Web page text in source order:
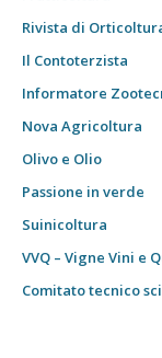
Rivista di
Il Contoterzista
Informatore
Nova Agricoltura
Olivo e Olio
Passione in verde
Suinicoltura
VVQ – Vigne Vini e
Comitato tecnico